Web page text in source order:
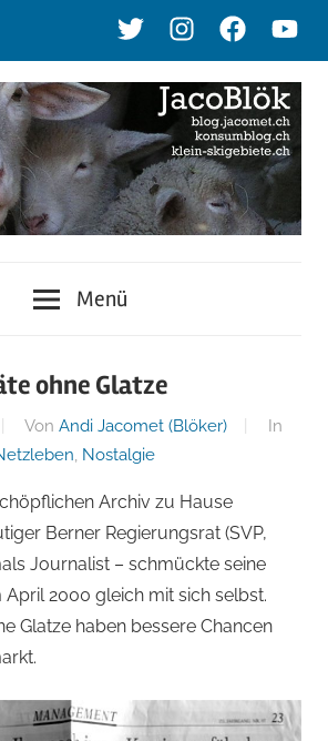
TwitterInstagramFacebook
Menü
ohne Glatze
Von Andi Jacomet (Blöker)
In
, Nostalgie
Archiv zu Hause
Berner Regierungsrat (SVP,
Journalist – schmückte seine
2000 gleich mit sich selbst.
Glatze haben bessere Chancen